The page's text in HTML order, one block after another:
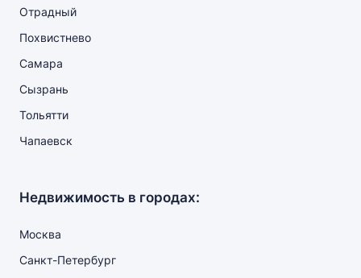
Отрадный
Похвистнево
Самара
Сызрань
Тольятти
Чапаевск
Недвижимость в городах:
Москва
Санкт-Петербург